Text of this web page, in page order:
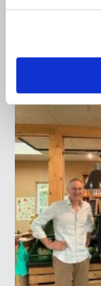
Ronald